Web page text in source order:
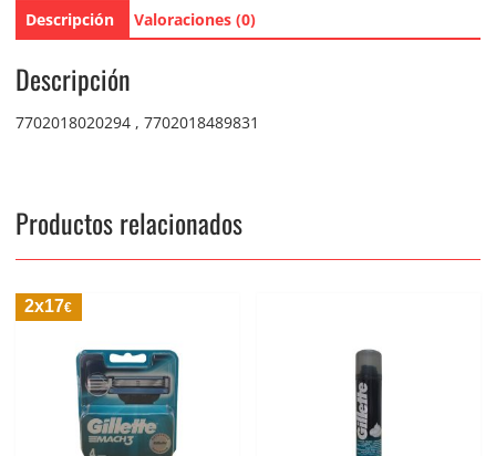
Descripción Valoraciones (0)
Descripción
7702018020294 , 7702018489831
Productos relacionados
2x17€